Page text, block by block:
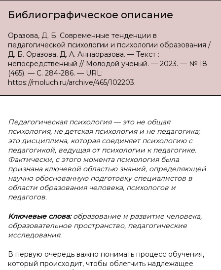
Библиографическое описание
Оразова, Д. Б. Современные тенденции в
педагогической психологии и психологии образования /
Д. Б. Оразова, Д. А. Аннаоразова. — Текст :
непосредственный // Молодой ученый. — 2023. — № 18
(465). — С. 284-286. — URL:
https://moluch.ru/archive/465/102203.
Педагогическая психология — это не общая
психология, не детская психология и не педагогика;
это дисциплина, которая соединяет психологию с
педагогикой, ведущая от психологии к педагогике.
Фактически, с этого момента психология была
признана ключевой областью знаний, определяющей
научно обоснованную подготовку специалистов в
области образования человека, психологов и
педагогов.
Ключевые слова:образование и развитие человека,
образовательное пространство, педагогические
исследования.
В первую очередь важно понимать процесс обучения,
который происходит, чтобы облегчить надлежащее